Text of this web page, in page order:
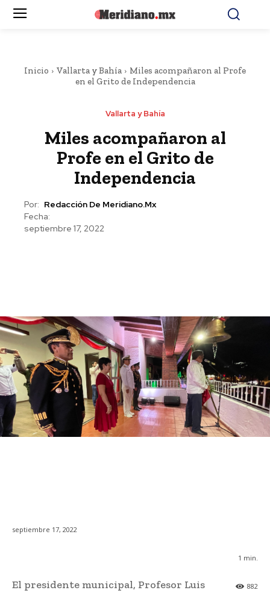
Inicio Vallarta y Bahía
Miles acompañaron al Profe
en el Grito de Independencia
Vallarta y Bahía
Miles acompañaron al
Profe en el Grito de
Independencia
Por: Redacción De Meridiano.mx
Fecha:
septiembre 17, 2022
septiembre 17, 2022
1 min.
882
El presidente municipal, Profesor Luis